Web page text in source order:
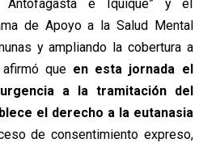
e Iquique” y el
de Apoyo a la Salud Mental
y ampliando la cobertura a
que en esta jornada el
a la tramitación del
el derecho a la eutanasia
de consentimiento expreso,